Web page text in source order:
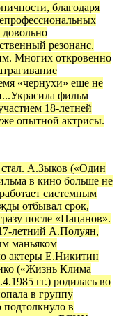
благодаря
резонанс.
Многих откровенно
«чернухи» еще не
фильм
18-летней
опытной актрисы.
А.Зыков («Один
в кино больше не
системным
отбывал срок,
после «Пацанов».
летний А.Полуян,
маньяком
актеры Е.Никитин
(«Жизнь Клима
гг.) родилась во
в группу
в